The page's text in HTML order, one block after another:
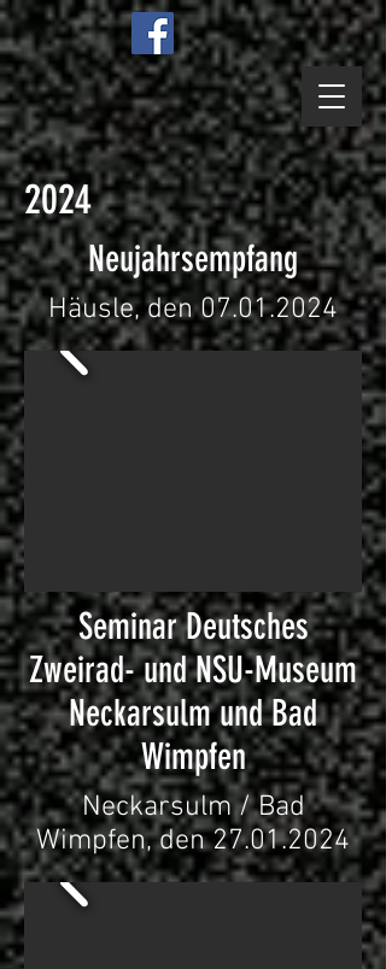
2024
Neujahrsempfang
Häusle, den07.01.2024
Seminar Deutsches
Zweirad- und NSU-Museum
Neckarsulm und Bad
Wimpfen
Neckarsulm / Bad
Wimpfen, den27.01.2024